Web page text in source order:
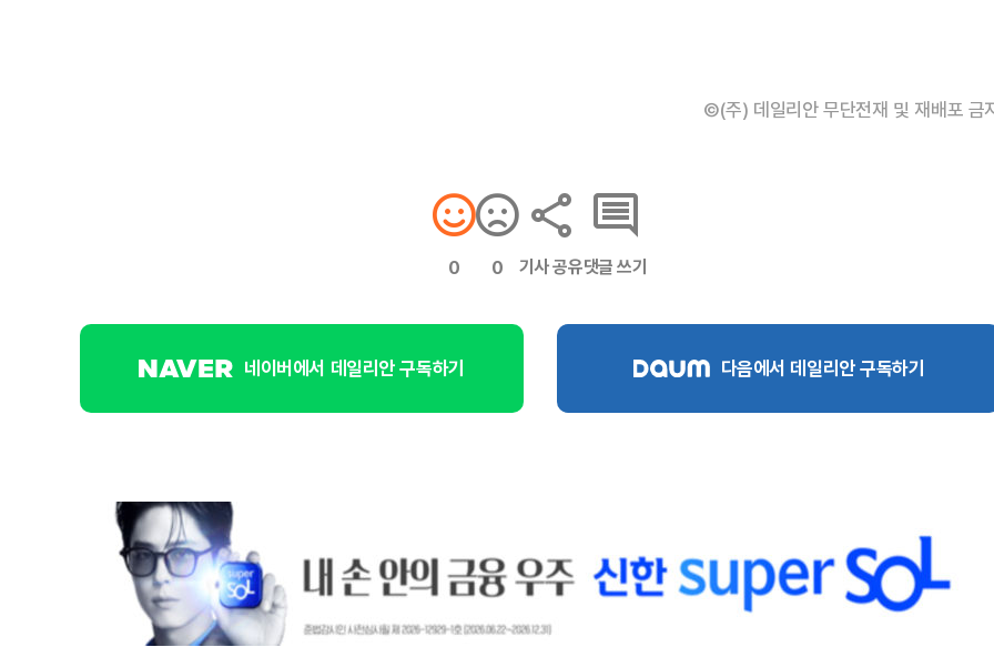
©(주) 데일리안 무단전재 및 재배포 금
0 0 기사 공유댓글 쓰기
네이버에서 데일리안 구독하기 다음에서 데일리안 구독하기